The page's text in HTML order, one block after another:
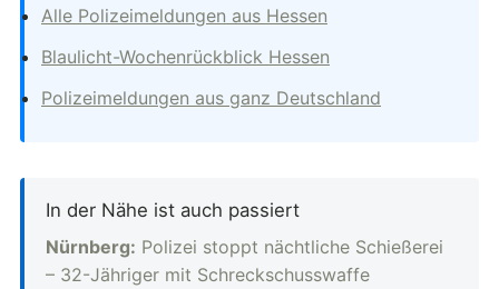
Alle Polizeimeldungen aus Hessen
Blaulicht-Wochenrückblick Hessen
Polizeimeldungen aus ganz Deutschland
In der Nähe ist auch passiert
Nürnberg: Polizei stoppt nächtliche Schießerei
– 32-Jähriger mit Schreckschusswaffe